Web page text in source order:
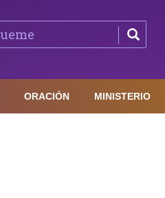
ORACIÓN MINISTERIO